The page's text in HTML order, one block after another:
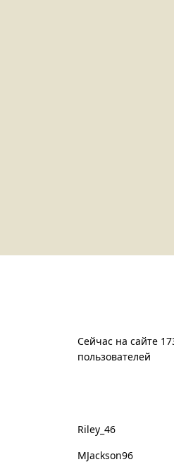
Сейчас на сайте
пользователей
Riley_46
MJackson96